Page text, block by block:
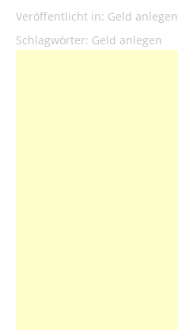
Veröffentlicht in: Geld anlegen
Schlagwörter: Geld anlegen